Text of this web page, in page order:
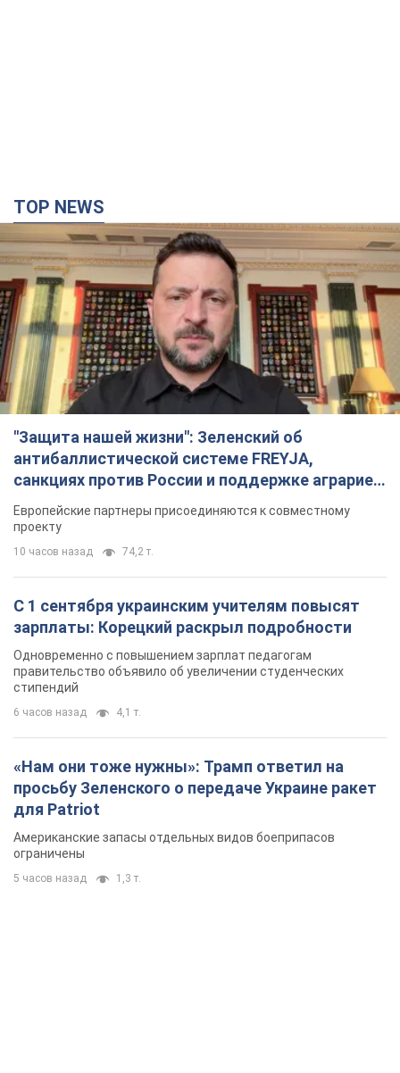
TOP NEWS
"Защита нашей жизни": Зеленский об
антибаллистической системе FREYJA,
санкциях против России и поддержке аграриев.
Видео
Европейские партнеры присоединяются к совместному
проекту
10 часов назад 74,2 т.
С 1 сентября украинским учителям повысят
зарплаты: Корецкий раскрыл подробности
Одновременно с повышением зарплат педагогам
правительство объявило об увеличении студенческих
стипендий
6 часов назад 4,1 т.
«Нам они тоже нужны»: Трамп ответил на
просьбу Зеленского о передаче Украине ракет
для Patriot
Американские запасы отдельных видов боеприпасов
ограничены
5 часов назад 1,3 т.